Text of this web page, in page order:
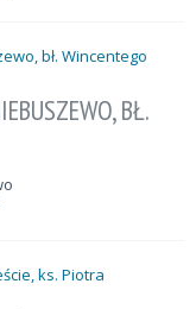
BŁ.